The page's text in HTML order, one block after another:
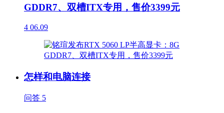
GDDR7、双槽ITX专用，售价3399元
4 06.09
怎样和电脑连接
问答 5